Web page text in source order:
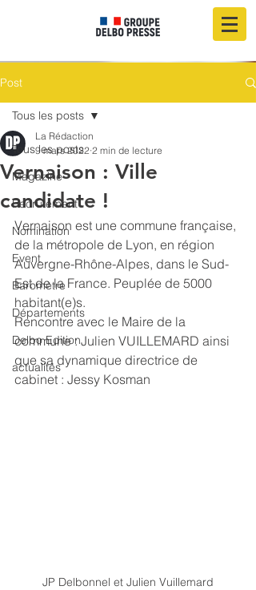
Post
Tous les posts
Magazine
Recrutement
Nomination
Event
Baromètre
Départements
Delbo Edition
actualités
Tous les posts
Vernaison : Ville
candidate !
La Rédaction
9 mars 2022 2 min de lecture
Vernaison est une commune française,
de la métropole de Lyon, en région
Auvergne-Rhône-Alpes, dans le Sud-
Est de la France. Peuplée de 5000
habitant(e)s.
Rencontre avec le Maire de la
commune : Julien VUILLEMARD ainsi
que sa dynamique directrice de
cabinet : Jessy Kosman
JP Delbonnel et Julien Vuillemard